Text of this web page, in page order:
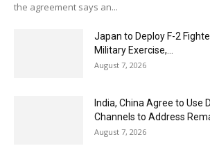
the agreement says an...
Japan to Deploy F-2
Military Exercise,...
August 7, 2026
India, China Agree to Use
Channels to Address
August 7, 2026